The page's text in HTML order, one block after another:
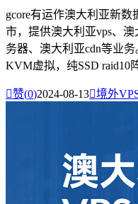
gcore有运作澳大利亚新
市，提供澳大利亚vps、
务器、澳大利亚cdn等业
KVM虚拟，纯SSD raid10
赞(0)2024-08-13境外